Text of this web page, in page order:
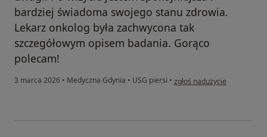
bardziej świadoma swojego stanu zdrowia.
Lekarz onkolog była zachwycona tak
szczegółowym opisem badania. Gorąco
polecam!
3 marca 2026 • Medyczna Gdynia • USG piersi • w opinii użytkownika Halina
zgłoś nadużycie